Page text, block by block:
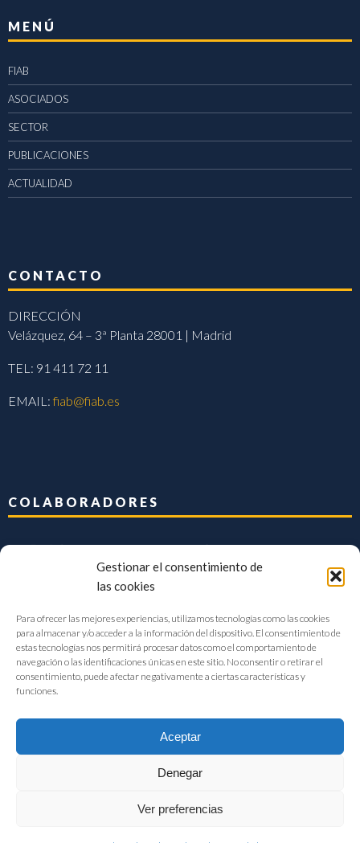
Gestionar el consentimiento de
las cookies
Para ofrecer las mejores experiencias, utilizamos tecnologías como las cookies
para almacenar y/o acceder a la información del dispositivo. El consentimiento de
estas tecnologías nos permitirá procesar datos como el comportamiento de
navegación o las identificaciones únicas en este sitio. No consentir o retirar el
consentimiento, puede afectar negativamente a ciertas características y
funciones.
Aceptar
Denegar
Ver preferencias
MENÚ
FIAB
ASOCIADOS
SECTOR
PUBLICACIONES
ACTUALIDAD
CONTACTO
DIRECCIÓN
Velázquez, 64 – 3ª Planta 28001 | Madrid
TEL: 91 411 72 11
EMAIL:fiab@fiab.es
COLABORADORES
FIAB Federación Española de Industrias de la Alimentación y Bebidas